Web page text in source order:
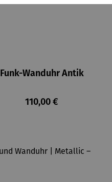
Funk-Wanduhr Antik
Regulärer Preis:
110,00 €